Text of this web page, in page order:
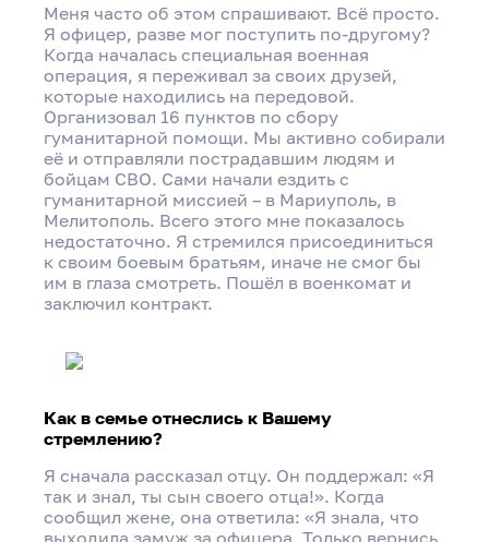
Меня часто об этом спрашивают. Всё просто.
Я офицер, разве мог поступить по-другому?
Когда началась специальная военная
операция, я переживал за своих друзей,
которые находились на передовой.
Организовал 16 пунктов по сбору
гуманитарной помощи. Мы активно собирали
её и отправляли пострадавшим людям и
бойцам СВО. Сами начали ездить с
гуманитарной миссией – в Мариуполь, в
Мелитополь. Всего этого мне показалось
недостаточно. Я стремился присоединиться
к своим боевым братьям, иначе не смог бы
им в глаза смотреть. Пошёл в военкомат и
заключил контракт.
Как в семье отнеслись к Вашему
стремлению?
Я сначала рассказал отцу. Он поддержал: «Я
так и знал, ты сын своего отца!». Когда
сообщил жене, она ответила: «Я знала, что
выходила замуж за офицера. Только вернись